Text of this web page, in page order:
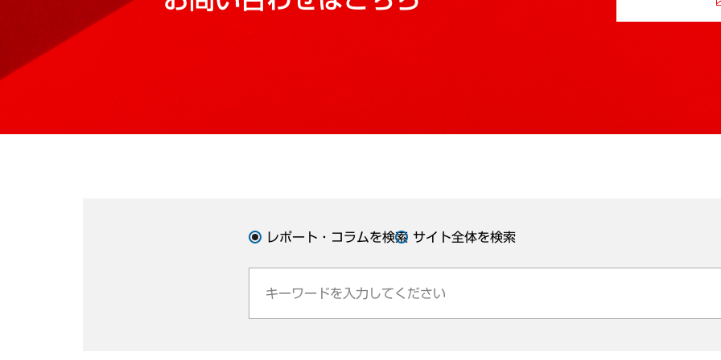
レポート・コラムを検索 サイト全体を検索